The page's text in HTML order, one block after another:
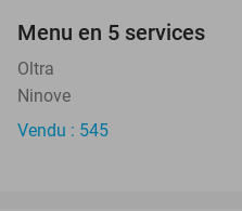
Menu en 5 services
Oltra
Ninove
Vendu : 545